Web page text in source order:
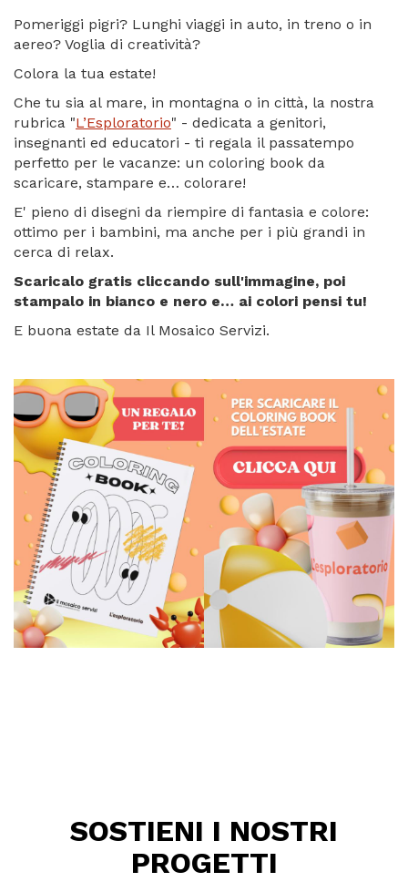
Pomeriggi pigri? Lunghi viaggi in auto, in treno o in
aereo? Voglia di creatività?
Colora la tua estate!
Che tu sia al mare, in montagna o in città, la nostra
rubrica "L’Esploratorio" - dedicata a genitori,
insegnanti ed educatori - ti regala il passatempo
perfetto per le vacanze: un coloring book da
scaricare, stampare e… colorare!
E' pieno di disegni da riempire di fantasia e colore:
ottimo per i bambini, ma anche per i più grandi in
cerca di relax.
Scaricalo gratis cliccando sull'immagine, poi
stampalo in bianco e nero e… ai colori pensi tu!
E buona estate da Il Mosaico Servizi.
SOSTIENI I NOSTRI
PROGETTI